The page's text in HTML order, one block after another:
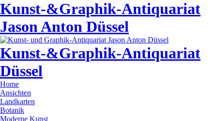
Kunst-&Graphik-Antiquariat
Jason Anton Düssel
Kunst-&Graphik-Antiquariat
Düssel
Home
Ansichten
Landkarten
Botanik
Moderne Kunst